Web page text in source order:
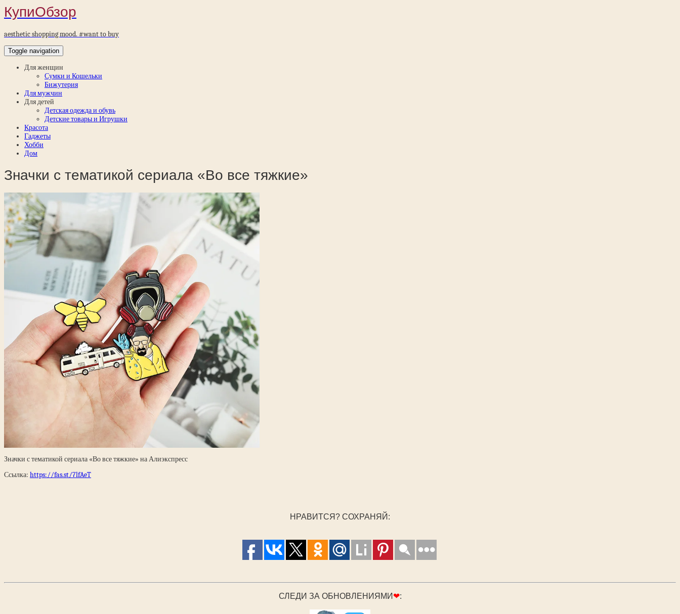
КупиОбзор
aesthetic shopping mood. #want to buy
Toggle navigation
Для женщин
Сумки и Кошельки
Бижутерия
Для мужчин
Для детей
Детская одежда и обувь
Детские товары и Игрушки
Красота
Гаджеты
Хобби
Дом
Значки с тематикой сериала «Во все тяжкие»
Значки с тематикой сериала «Во все тяжкие» на Алиэкспресс
Ссылка: https://fas.st/7lfAeT
НРАВИТСЯ? СОХРАНЯЙ:
СЛЕДИ ЗА ОБНОВЛЕНИЯМИ ❤: